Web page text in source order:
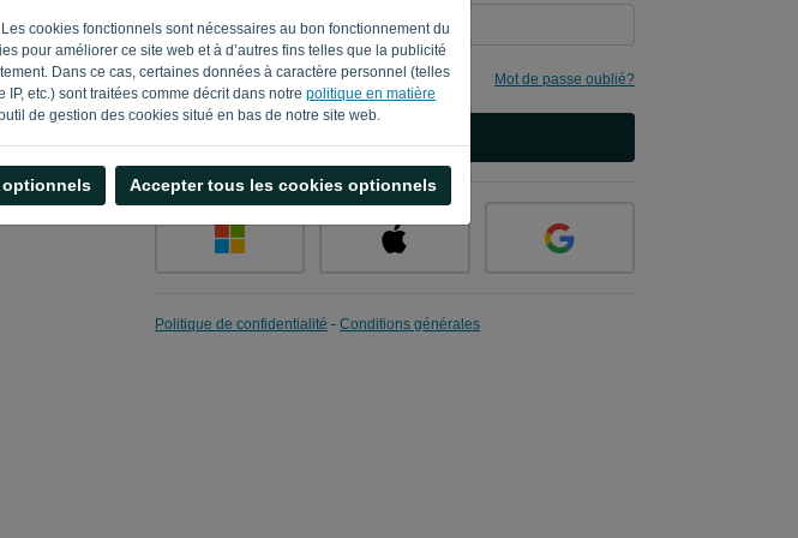
cookies fonctionnels sont nécessaires au bon fonctionnement du
pour améliorer ce site web et à d’autres fins telles que la publicité
Dans ce cas, certaines données à caractère personnel (telles
etc.) sont traitées comme décrit dans notre politique en matière
de gestion des cookies situé en bas de notre site web.
optionnels Accepter tous les cookies optionnels
Enregistrer mes identifiants Mot de passe oublié?
Politique de confidentialité - Conditions générales